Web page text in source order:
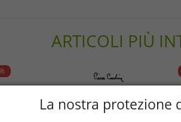
ARTICOLI PIÙ
La nostra protezione